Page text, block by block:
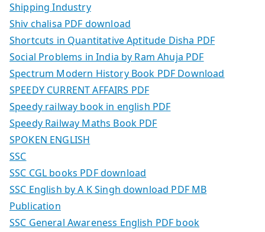
Shipping Industry
Shiv chalisa PDF download
Shortcuts in Quantitative Aptitude Disha PDF
Social Problems in India by Ram Ahuja PDF
Spectrum Modern History Book PDF Download
SPEEDY CURRENT AFFAIRS PDF
Speedy railway book in english PDF
Speedy Railway Maths Book PDF
SPOKEN ENGLISH
SSC
SSC CGL books PDF download
SSC English by A K Singh download PDF MB
Publication
SSC General Awareness English PDF book